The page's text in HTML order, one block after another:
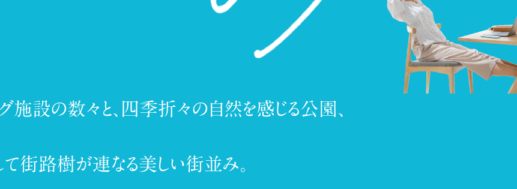
施設の数々と、 四季折々の自然を感じる公園、
て街路樹が連なる美しい街並み。